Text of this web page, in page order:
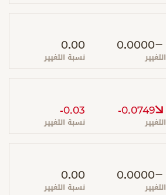
0.0000
التغيير
0.00
نسبة التغيير
-0.0749
التغيير
-0.03
نسبة التغيير
0.0000
التغيير
0.00
نسبة التغيير